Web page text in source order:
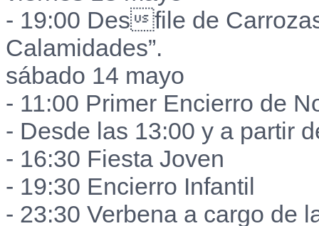
- 19:00 Desfile de
Calamidades”.
sábado 14 mayo
- 11:00 Primer Encierro de
- Desde las 13:00 y a partir
- 16:30 Fiesta Joven
- 19:30 Encierro Infantil
- 23:30 Verbena a cargo de